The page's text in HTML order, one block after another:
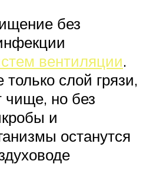
без
вентиляции.
слой грязи,
чище, но без
и
останутся